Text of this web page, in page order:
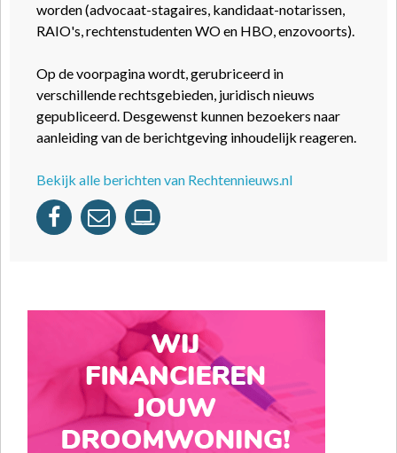
worden (advocaat-stagaires, kandidaat-notarissen,
RAIO's, rechtenstudenten WO en HBO, enzovoorts).
Op de voorpagina wordt, gerubriceerd in
verschillende rechtsgebieden, juridisch nieuws
gepubliceerd. Desgewenst kunnen bezoekers naar
aanleiding van de berichtgeving inhoudelijk reageren.
Bekijk alle berichten van Rechtennieuws.nl